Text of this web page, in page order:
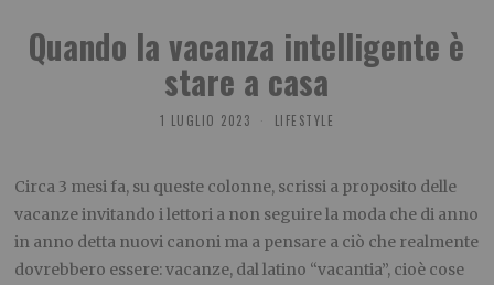
Quando la vacanza intelligente è
stare a casa
1 LUGLIO 2023 LIFESTYLE
Circa 3 mesi fa, su queste colonne, scrissi a proposito delle
vacanze invitando i lettori a non seguire la moda che di anno
in anno detta nuovi canoni ma a pensare a ciò che realmente
dovrebbero essere: vacanze, dal latino “vacantia”, cioè cose